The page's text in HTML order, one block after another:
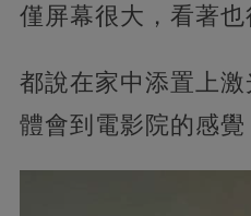
僅屏幕很大，看著也
都說在家中添置上
體會到電影院的感覺